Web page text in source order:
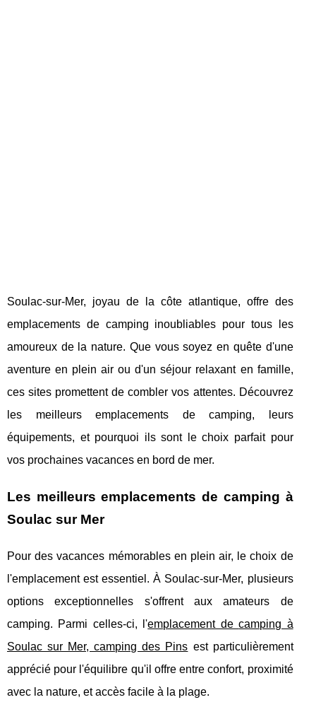
Soulac-sur-Mer, joyau de la côte atlantique, offre des
emplacements de camping inoubliables pour tous les
amoureux de la nature. Que vous soyez en quête d'une
aventure en plein air ou d'un séjour relaxant en famille,
ces sites promettent de combler vos attentes. Découvrez
les meilleurs emplacements de camping, leurs
équipements, et pourquoi ils sont le choix parfait pour
vos prochaines vacances en bord de mer.
Les meilleurs emplacements de camping à
Soulac sur Mer
Pour des vacances mémorables en plein air, le choix de
l'emplacement est essentiel. À Soulac-sur-Mer, plusieurs
options exceptionnelles s'offrent aux amateurs de
camping. Parmi celles-ci, l'emplacement decamping à
Soulac sur Mer, camping des Pins est particulièrement
apprécié pour l'équilibre qu'il offre entre confort, proximité
avec la nature, et accès facile à la plage.